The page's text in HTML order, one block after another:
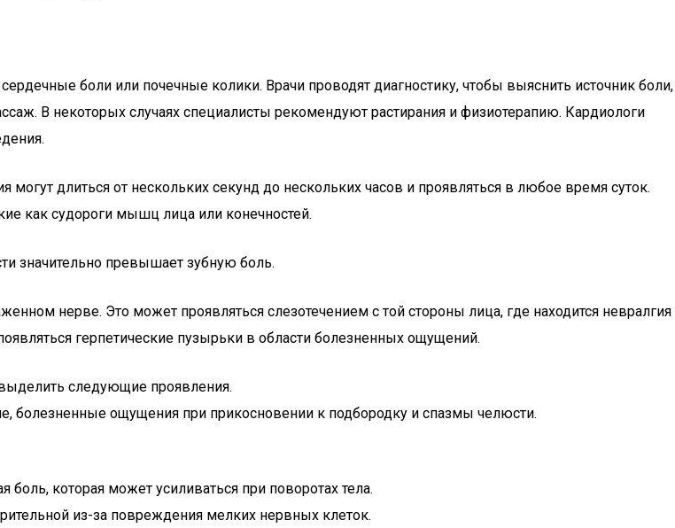
боли или почечные колики. Врачи проводят диагностику, чтобы выяснить источник боли,
В некоторых случаях специалисты рекомендуют растирания и физиотерапию. Кардиологи
длиться от нескольких секунд до нескольких часов и проявляться в любое время суток.
как судороги мышц лица или конечностей.
значительно превышает зубную боль.
нерве. Это может проявляться слезотечением с той стороны лица, где находится невралгия
герпетические пузырьки в области болезненных ощущений.
следующие проявления.
болезненные ощущения при прикосновении к подбородку и спазмы челюсти.
которая может усиливаться при поворотах тела.
из-за повреждения мелких нервных клеток.